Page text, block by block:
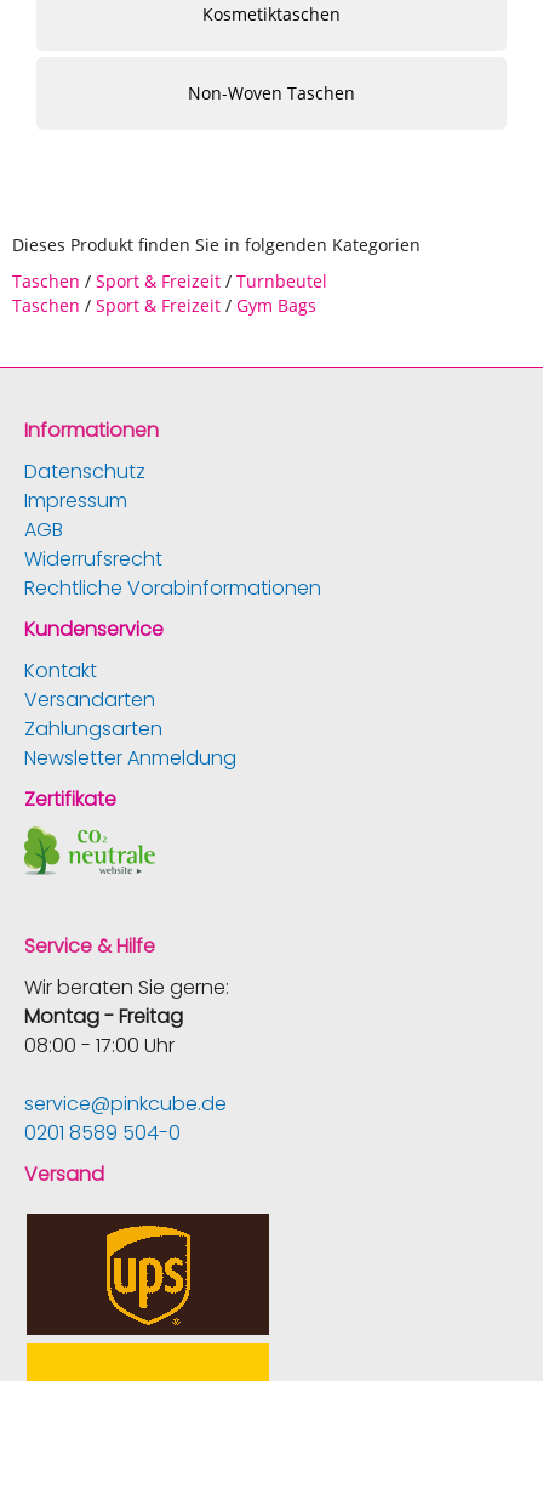
Kosmetiktaschen
Non-Woven Taschen
Dieses Produkt finden Sie in folgenden Kategorien
Taschen / Sport & Freizeit / Turnbeutel
Taschen / Sport & Freizeit / Gym Bags
Informationen
Datenschutz
Impressum
AGB
Widerrufsrecht
Rechtliche Vorabinformationen
Kundenservice
Kontakt
Versandarten
Zahlungsarten
Newsletter Anmeldung
Zertifikate
Service & Hilfe
Wir beraten Sie gerne:
Montag - Freitag
08:00 - 17:00 Uhr
service@pinkcube.de
0201 8589 504-0
Versand